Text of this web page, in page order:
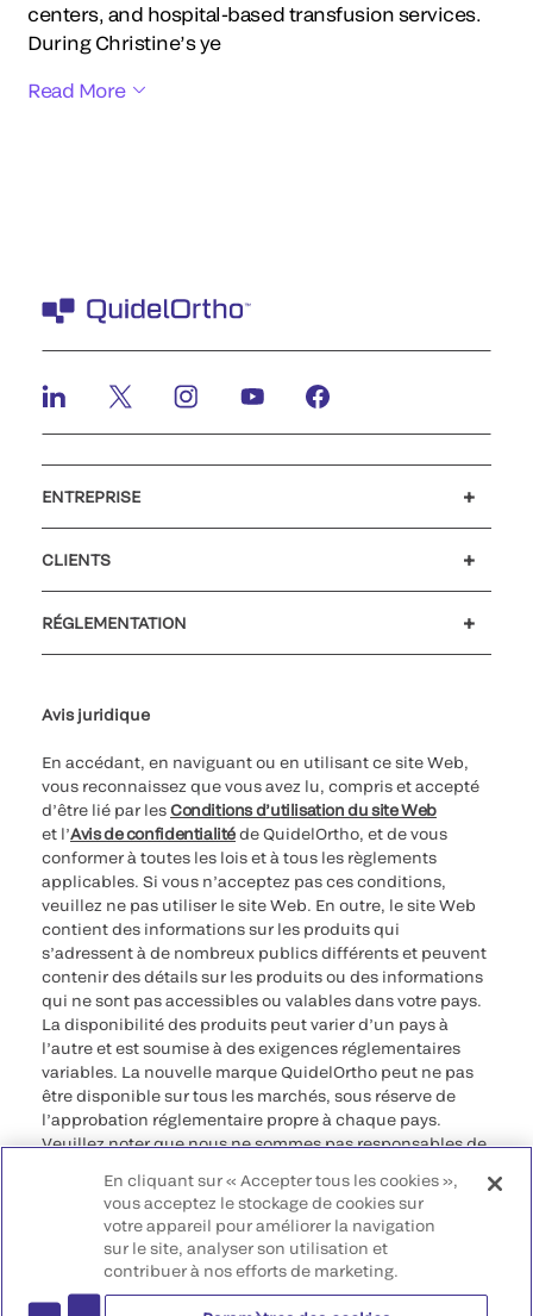
centers, and hospital-based transfusion services.
During Christine’s ye
Read More
ENTREPRISE
CLIENTS
RÉGLEMENTATION
Avis juridique
En accédant, en naviguant ou en utilisant ce site Web,
vous reconnaissez que vous avez lu, compris et accepté
d’être lié par lesConditions d’utilisation du site Web
et l’Avis de confidentialitéde QuidelOrtho, et de vous
conformer à toutes les lois et à tous les règlements
applicables. Si vous n’acceptez pas ces conditions,
veuillez ne pas utiliser le site Web. En outre, le site Web
contient des informations sur les produits qui
s’adressent à de nombreux publics différents et peuvent
contenir des détails sur les produits ou des informations
qui ne sont pas accessibles ou valables dans votre pays.
La disponibilité des produits peut varier d’un pays à
l’autre et est soumise à des exigences réglementaires
variables. La nouvelle marque QuidelOrtho peut ne pas
être disponible sur tous les marchés, sous réserve de
l’approbation réglementaire propre à chaque pays.
Veuillez noter que nous ne sommes pas responsables de
conformes à une procédure légale, à une
réglementation, à un enregistrement ou à un usage dans
votre pays d’origine.
©2026 QuidelOrtho Corporation. Tous droits réservés.
En cliquant sur « Accepter tous les cookies »,
vous acceptez le stockage de cookies sur
votre appareil pour améliorer la navigation
sur le site, analyser son utilisation et
contribuer à nos efforts de marketing.